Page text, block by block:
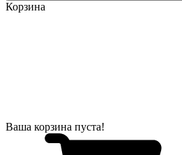
Корзина
Ваша корзина пуста!